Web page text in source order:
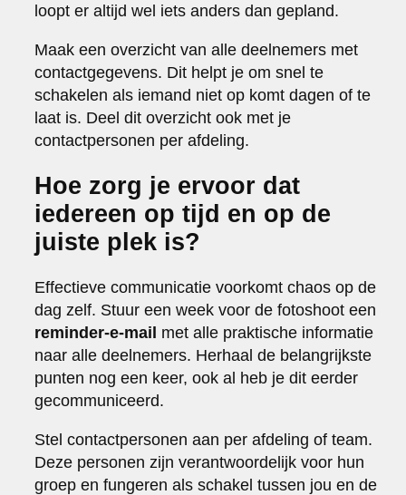
loopt er altijd wel iets anders dan gepland.
Maak een overzicht van alle deelnemers met
contactgegevens. Dit helpt je om snel te
schakelen als iemand niet op komt dagen of te
laat is. Deel dit overzicht ook met je
contactpersonen per afdeling.
Hoe zorg je ervoor dat
iedereen op tijd en op de
juiste plek is?
Effectieve communicatie voorkomt chaos op de
dag zelf. Stuur een week voor de fotoshoot een
reminder-e-mail met alle praktische informatie
naar alle deelnemers. Herhaal de belangrijkste
punten nog een keer, ook al heb je dit eerder
gecommuniceerd.
Stel contactpersonen aan per afdeling of team.
Deze personen zijn verantwoordelijk voor hun
groep en fungeren als schakel tussen jou en de